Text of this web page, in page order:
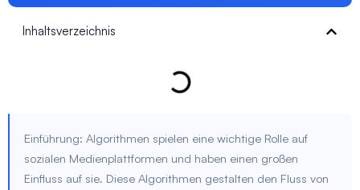
Inhaltsverzeichnis
Einführung: Algorithmen spielen eine wichtige Rolle auf
sozialen Medienplattformen und haben einen großen
Einfluss auf sie. Diese Algorithmen gestalten den Fluss von